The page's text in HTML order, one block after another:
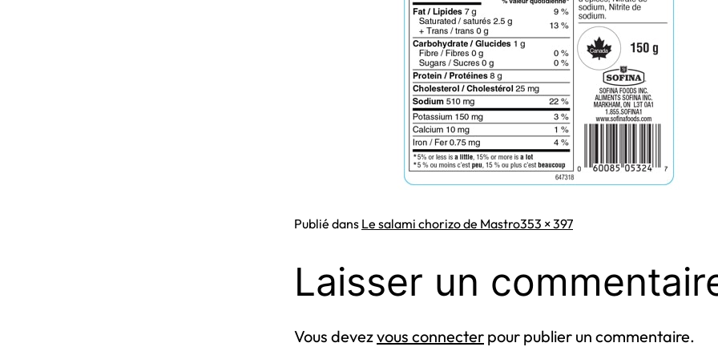
Publié dans Le salami chorizo de MastroTaille
353 × 397
Laisser un
Vous devezvous connecter pour publier un commentaire.